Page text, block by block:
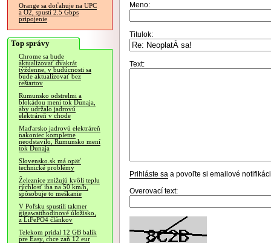
Orange sa doťahuje na UPC
a O2, spustí 2.5 Gbps
pripojenie
Top správy
Chrome sa bude
aktualizovať dvakrát
týždenne, v budúcnosti sa
bude aktualizovať bez
reštartov
Rumunsko odstrelmi a
blokádou mení tok Dunaja,
aby udržalo jadrovú
elektráreň v chode
Maďarsko jadrovú elektráreň
nakoniec kompletne
neodstavilo, Rumunsko mení
tok Dunaja
Slovensko.sk má opäť
technické problémy
Železnice znižujú kvôli teplu
rýchlosť iba na 50 km/h,
spôsobuje to meškanie
V Poľsku spustili takmer
gigawatthodinové úložisko,
z LiFePO4 článkov
Telekom pridal 12 GB balík
pre Easy, chce zaň 12 eur
Meno:
Titulok:
Text:
Prihláste sa a povoľte si emailové
Overovací text: